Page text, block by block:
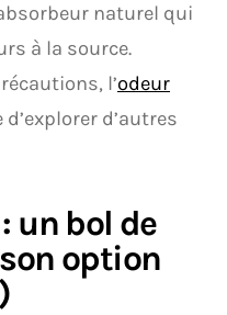
naturel qui
à la source.
l’odeur
d’autres
un bol de
option